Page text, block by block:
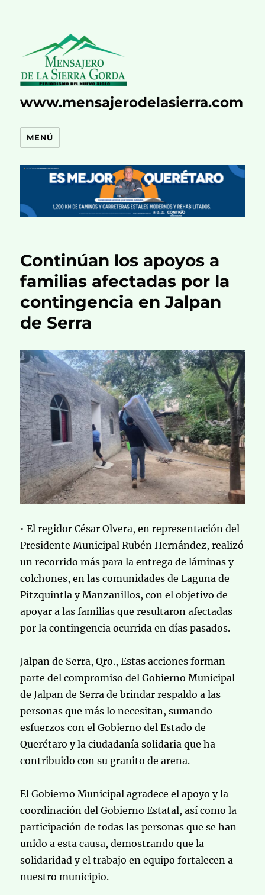
www.mensajerodelasierra.com
MENÚ
Continúan los apoyos a
familias afectadas por la
contingencia en Jalpan
de Serra
• El regidor César Olvera, en representación del
Presidente Municipal Rubén Hernández, realizó
un recorrido más para la entrega de láminas y
colchones, en las comunidades de Laguna de
Pitzquintla y Manzanillos, con el objetivo de
apoyar a las familias que resultaron afectadas
por la contingencia ocurrida en días pasados.
Jalpan de Serra, Qro., Estas acciones forman
parte del compromiso del Gobierno Municipal
de Jalpan de Serra de brindar respaldo a las
personas que más lo necesitan, sumando
esfuerzos con el Gobierno del Estado de
Querétaro y la ciudadanía solidaria que ha
contribuido con su granito de arena.
El Gobierno Municipal agradece el apoyo y la
coordinación del Gobierno Estatal, así como la
participación de todas las personas que se han
unido a esta causa, demostrando que la
solidaridad y el trabajo en equipo fortalecen a
nuestro municipio.